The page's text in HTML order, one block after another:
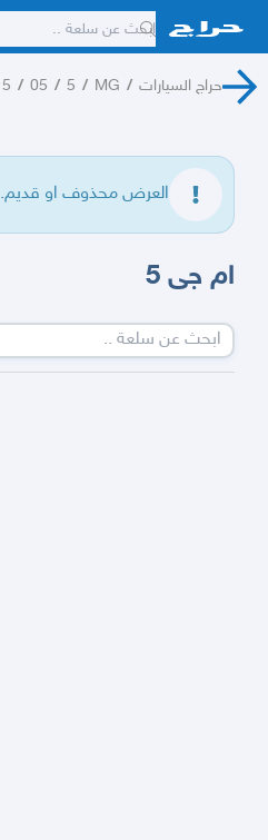
حراج السيارات /
MG
/
5
/
05
/
5 2023
العرض محذوف او قديم.
ام جى 5